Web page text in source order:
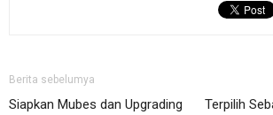
Berita sebelumya
Siapkan Mubes dan Upgrading
Terpilih